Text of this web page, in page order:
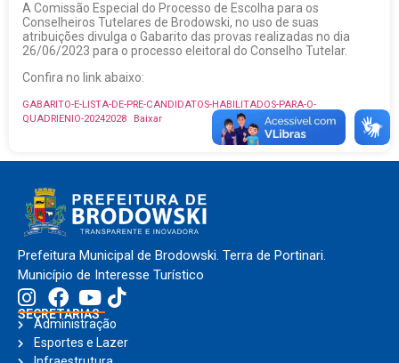
A Comissão Especial do Processo de Escolha para os
Conselheiros Tutelares de Brodowski, no uso de suas
atribuições divulga o Gabarito das provas realizadas no dia
26/06/2023 para o processo eleitoral do Conselho Tutelar.
Confira no link abaixo:
GABARITO-E-LISTA-DE-PRE-CANDIDATOS-HABILITADOS-PARA-O-
QUADRIENIO-20242028
Baixar
Prefeitura Municipal de Brodowski. Terra de Portinari.
Município de Interesse Turístico
SECRETARIAS
Administração
Esportes e Lazer